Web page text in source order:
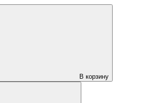
В корзину